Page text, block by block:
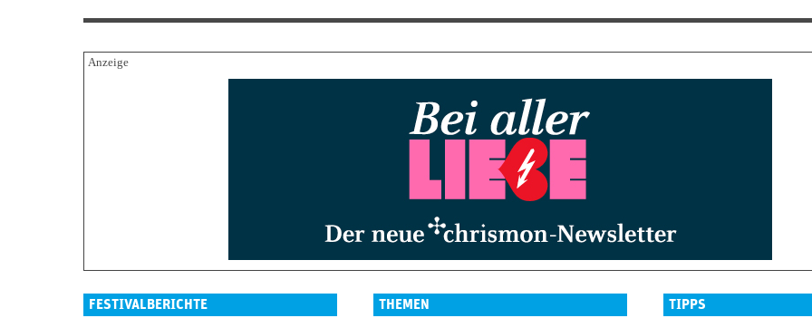
FESTIVALBERICHTE THEMEN TIPPS